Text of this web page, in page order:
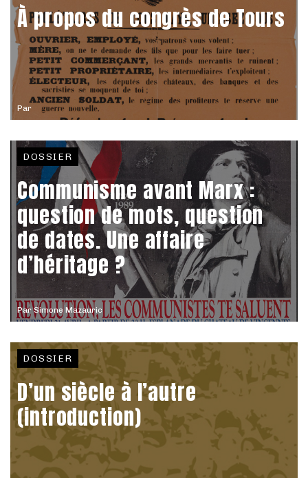
Par
À propos du congrès de Tours
ParSimone Mazauric
DOSSIER
Communisme avant Marx :
question de mots, question
de dates. Une affaire
d’héritage ?
DOSSIER
D’un siècle à l’autre
(introduction)